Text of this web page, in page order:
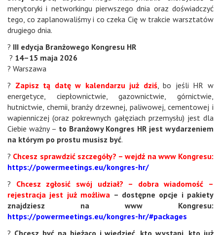
merytoryki i networkingu pierwszego dnia oraz doświadczyć
tego, co zaplanowaliśmy i co czeka Cię w trakcie warsztatów
drugiego dnia.
? III edycja Branżowego Kongresu HR
? 14–15 maja 2026
? Warszawa
? Zapisz tą datę w kalendarzu już dziś, bo jeśli HR w
energetyce, ciepłownictwie, gazownictwie, górnictwie,
hutnictwie, chemii, branży drzewnej, paliwowej, cementowej i
wapienniczej (oraz pokrewnych gałęziach przemysłu) jest dla
Ciebie ważny – to Branżowy Kongres HR jest wydarzeniem
na którym po prostu musisz być.
? Chcesz sprawdzić szczegóły? – wejdź na www Kongresu:
https://powermeetings.eu/kongres-hr/
? Chcesz zgłosić swój udział? – dobra wiadomość –
rejestracja jest już możliwa – dostępne opcje i pakiety
znajdziesz na www Kongresu:
https://powermeetings.eu/kongres-hr/#packages
? Chcesz być na bieżąco i wiedzieć, kto wystąpi, kto już